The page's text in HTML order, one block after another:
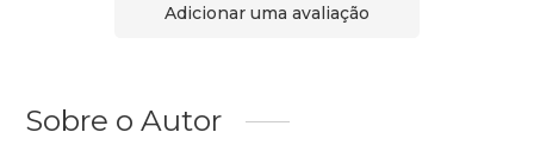
Adicionar uma avaliação
Sobre o Autor